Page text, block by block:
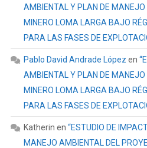
AMBIENTAL Y PLAN DE
MINERO LOMA LARGA BAJO
PARA LAS FASES DE
Pablo David Andrade López en
AMBIENTAL Y PLAN DE
MINERO LOMA LARGA BAJO
PARA LAS FASES DE
Katherin en “ESTUDIO DE
MANEJO AMBIENTAL DEL